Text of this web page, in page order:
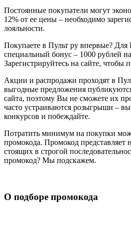
Постоянные покупатели могут
12% от ее цены – необходимо
лояльности.
Покупаете в Пульт ру впервые? Для
специальный бонус – 1000 рублей
Зарегистрируйтесь на сайте, чтобы
Акции и распродажи проходят в
выгодные предложения
сайта, поэтому Вы не сможете их
часто устраиваются розыгрыши –
конкурсов и побеждайте.
Потратить минимум на покупки
промокода. Промокод представляет
стоящих в строгой
промокод? Мы подскажем.
О подборе промокода